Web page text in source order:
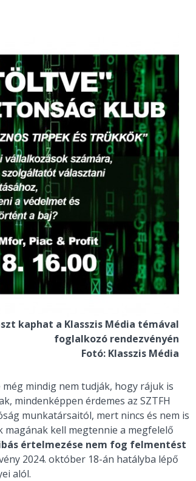
kaphat a Klasszis Média témával
foglalkozó rendezvényén
Fotó: Klasszis Média
mindig nem tudják, hogy rájuk is
mindenképpen érdemes az SZTFH
munkatársaitól, mert nincs és nem is
kell megtennie a megfelelő
értelmezése nem fog felmentést
2024. október 18-án hatályba lépő
alól.